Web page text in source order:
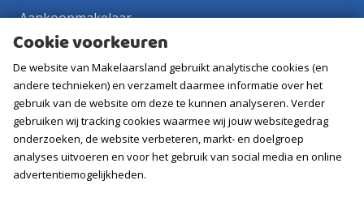
Aankoopmakelaar
Contact
Vacatures
Volg ons
Cookie voorkeuren
De website van Makelaarsland gebruikt analytische cookies (en
andere technieken) en verzamelt daarmee informatie over het
gebruik van de website om deze te kunnen analyseren. Verder
gebruiken wij tracking cookies waarmee wij jouw websitegedrag
onderzoeken, de website verbeteren, markt- en doelgroep
analyses uitvoeren en voor het gebruik van social media en online
advertentiemogelijkheden.